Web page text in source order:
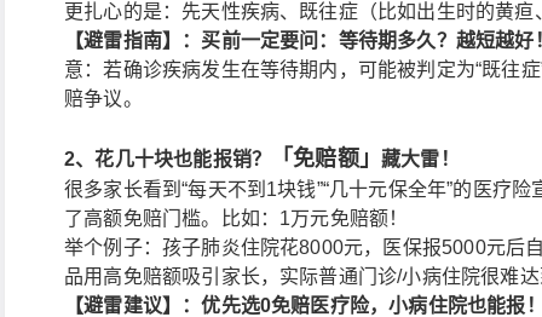
更扎心的是：先天性疾病、既往症（比如出生时的黄
【避雷指南】：买前一定要问：等待期多久？越短越好
意：若确诊疾病发生在等待期内，可能被判定为“既往
赔争议。
2、花几十块也能报销？ 「免赔额」藏大雷！
很多家长看到“每天不到1块钱”“几十元保全年”的医疗
了高额免赔门槛。比如：1万元免赔额！
举个例子：孩子肺炎住院花8000元，医保报5000元
品用高免赔额吸引家长，实际普通门诊/小病住院很难
【避雷建议】：优先选0免赔医疗险，小病住院也能报